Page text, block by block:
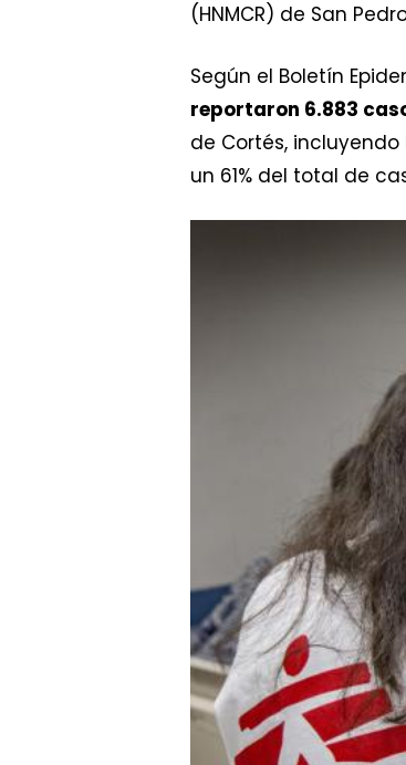
(HNMCR) de San
Según el Boletín
reportaron 6.883
de Cortés,
un 61% del total de